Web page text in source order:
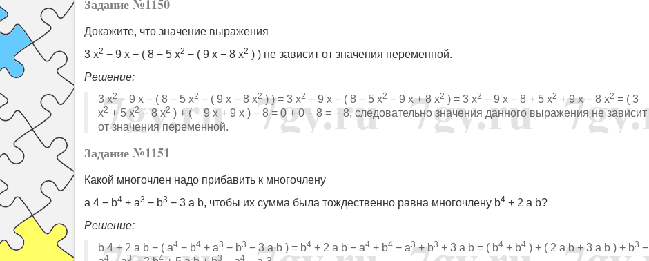
Задание №1150
Докажите, что значение выражения
3 x2 − 9 x − ( 8 − 5 x2 − ( 9 x − 8 x2 ) ) не зависит от значения переменной.
Решение:
3 x2− 9 x − ( 8 − 5 x2 − ( 9 x − 8 x2) ) = 3 x2 − 9 x − ( 8 − 5 x2 − 9 x + 8 x2 ) = 3 x2 − 9 x − 8 + 5 x2 + 9 x − 8 x2 = ( 3
x2 + 5 x2 − 8 x2 ) + ( − 9 x + 9 x ) − 8 = 0 + 0 − 8 = − 8, следовательно значения данного выражения не зависит
от значения переменной.
Задание №1151
Какой многочлен надо прибавить к многочлену
a 4 − b4 + a3 − b3 − 3 a b, чтобы их сумма была тождественно равна многочлену b4 + 2 a b?
Решение:
b 4 + 2 a b − ( a4 − b4 + a3 − b3 − 3 a b ) = b4 + 2 a b − a4 + b4 − a3+ b3 + 3 a b = ( b4 + b4 ) + ( 2 a b + 3 a b ) + b3 −
4 3 4 3 4